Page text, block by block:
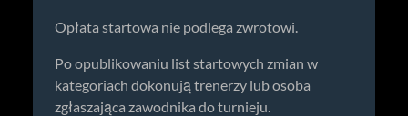
Opłata startowa nie podlega zwrotowi.
Po opublikowaniu list startowych zmian w
kategoriach dokonują trenerzy lub osoba
zgłaszająca zawodnika do turnieju.